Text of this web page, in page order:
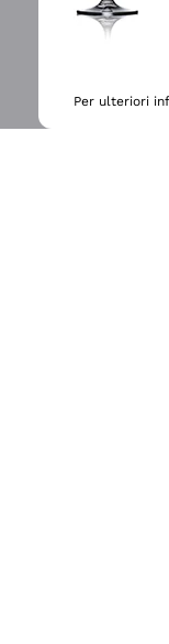
Per ulteriori